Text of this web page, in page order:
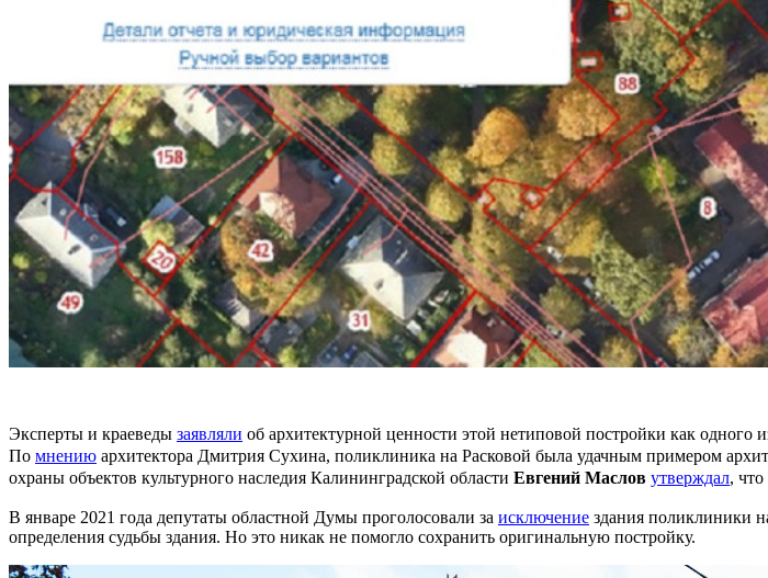
Эксперты и краеведы заявляли об архитектурной ценности этой нетиповой постройки как одного
По мнению архитектора Дмитрия Сухина, поликлиника на Расковой была удачным примером
охраны объектов культурного наследия Калининградской области Евгений Маслов утверждал,
В январе 2021 года депутаты областной Думы проголосовали за исключение здания поликлиники
определения судьбы здания. Но это никак не помогло сохранить оригинальную постройку.